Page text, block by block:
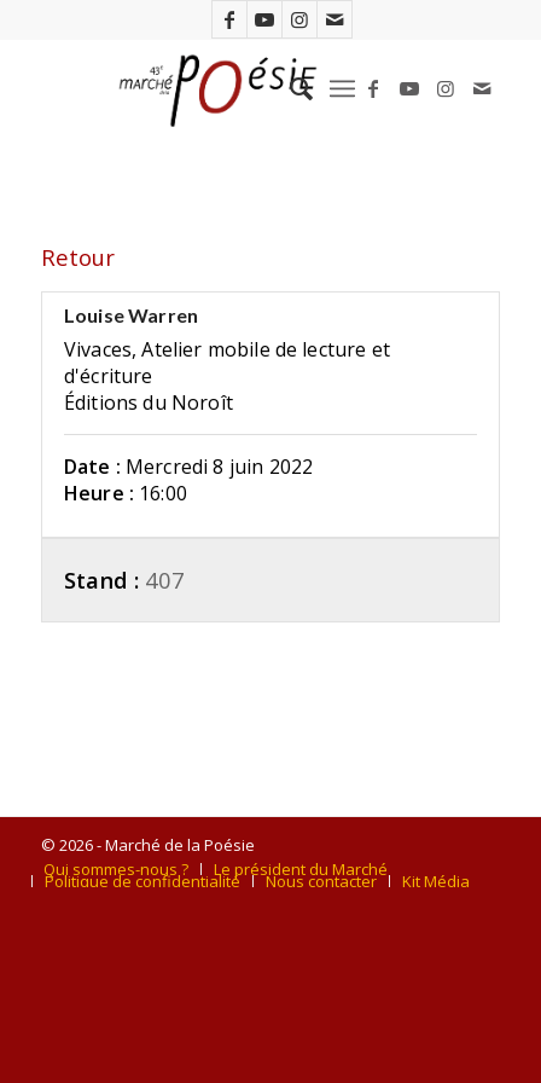
Retour
Louise Warren
Vivaces, Atelier mobile de lecture et
d'écriture
Éditions du Noroît
Date : Mercredi 8 juin 2022
Heure : 16:00
Stand : 407
© 2026 - Marché de la Poésie
Qui sommes-nous ?
Le président du Marché
Politique de confidentialité Nous contacter Kit Média